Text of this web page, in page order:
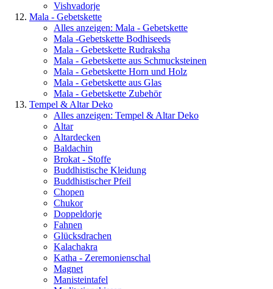
Vishvadorje
Mala - Gebetskette
Alles anzeigen: Mala - Gebetskette
Mala -Gebetskette Bodhiseeds
Mala - Gebetskette Rudraksha
Mala - Gebetskette aus Schmucksteinen
Mala - Gebetskette Horn und Holz
Mala - Gebetskette aus Glas
Mala - Gebetskette Zubehör
Tempel & Altar Deko
Alles anzeigen: Tempel & Altar Deko
Altar
Altardecken
Baldachin
Brokat - Stoffe
Buddhistische Kleidung
Buddhistischer Pfeil
Chopen
Chukor
Doppeldorje
Fahnen
Glücksdrachen
Kalachakra
Katha - Zeremonienschal
Magnet
Manisteintafel